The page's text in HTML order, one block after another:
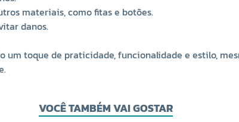
materiais, como fitas e botões.
danos.
um toque de praticidade, funcionalidade e estilo,
VOCÊ TAMBÉM VAI GOSTAR